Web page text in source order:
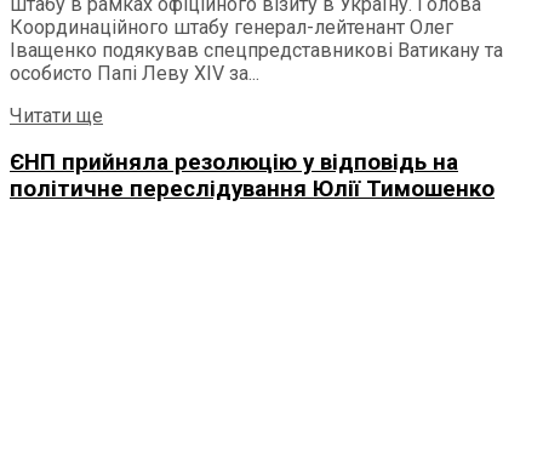
Координаційного штабу генерал-лейтенант Олег
Іващенко подякував спецпредставникові Ватикану та
особисто Папі Леву ХІV за...
Читати ще
ЄНП прийняла резолюцію у відповідь на
політичне переслідування Юлії Тимошенко